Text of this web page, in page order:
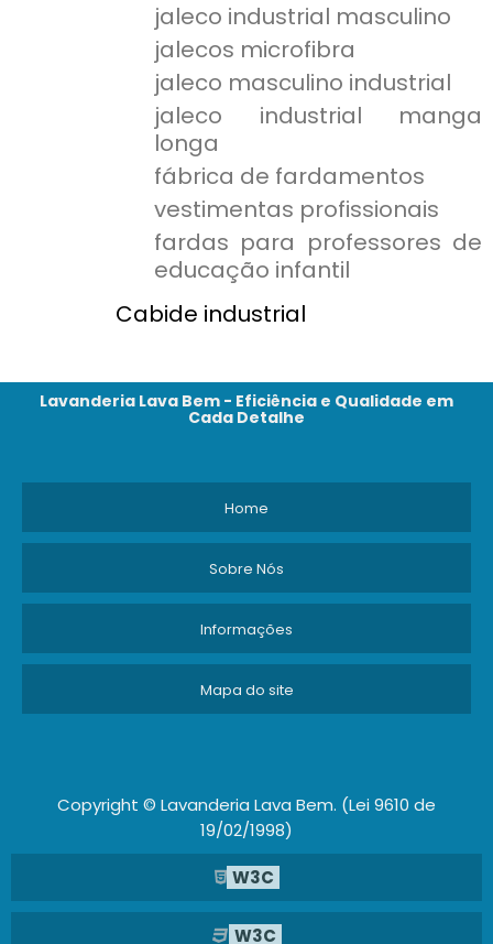
jaleco industrial masculino
jalecos microfibra
jaleco masculino industrial
jaleco industrial manga
longa
fábrica de fardamentos
vestimentas profissionais
fardas para professores de
educação infantil
Cabide industrial
Lavanderia Lava Bem - Eficiência e Qualidade em
Cada Detalhe
Home
Sobre Nós
Informações
Mapa do site
Copyright © Lavanderia Lava Bem. (Lei 9610 de
19/02/1998)
W3C
W3C